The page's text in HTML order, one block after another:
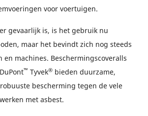
voor voertuigen.
gevaarlijk is, is het gebruik nu
maar het bevindt zich nog steeds
en machines. Beschermingscoveralls
™ Tyvek® bieden duurzame,
bescherming tegen de vele
met asbest.